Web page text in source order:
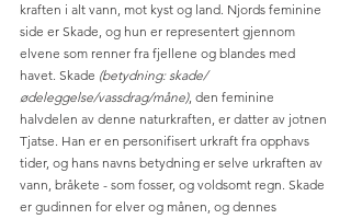
kraften i alt vann, mot kyst og land. Njords feminine
side er Skade, og hun er representert gjennom
elvene som renner fra fjellene og blandes med
havet. Skade (betydning: skade/
ødeleggelse/vassdrag/måne), den feminine
halvdelen av denne naturkraften, er datter av jotnen
Tjatse. Han er en personifisert urkraft fra opphavs
tider, og hans navns betydning er selve urkraften av
vann, bråkete - som fosser, og voldsomt regn. Skade
er gudinnen for elver og månen, og dennes